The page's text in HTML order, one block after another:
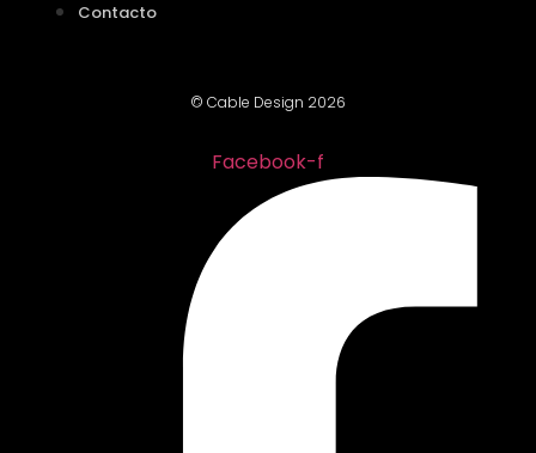
Contacto
© Cable Design 2026
Facebook-f